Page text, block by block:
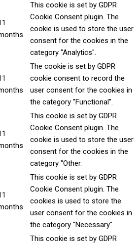
This cookie is set by GDPR
Cookie Consent plugin. The
cookie is used to store the user
consent for the cookies in the
category "Analytics".
The cookie is set by GDPR
cookie consent to record the
user consent for the cookies in
the category "Functional".
This cookie is set by GDPR
Cookie Consent plugin. The
cookie is used to store the user
consent for the cookies in the
category "Other.
This cookie is set by GDPR
Cookie Consent plugin. The
cookies is used to store the
user consent for the cookies in
the category "Necessary".
This cookie is set by GDPR